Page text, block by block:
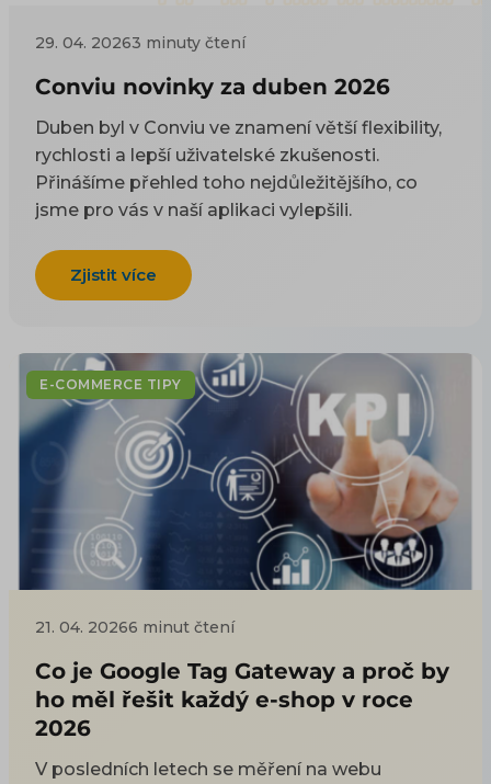
29. 04. 20263 minuty čtení
Conviu novinky za duben 2026
Duben byl v Conviu ve znamení větší flexibility,
rychlosti a lepší uživatelské zkušenosti.
Přinášíme přehled toho nejdůležitějšího, co
jsme pro vás v naší aplikaci vylepšili.
Zjistit více
E-COMMERCE TIPY
21. 04. 20266 minut čtení
Co je Google Tag Gateway a proč by
ho měl řešit každý e-shop v roce
2026
V posledních letech se měření na webu